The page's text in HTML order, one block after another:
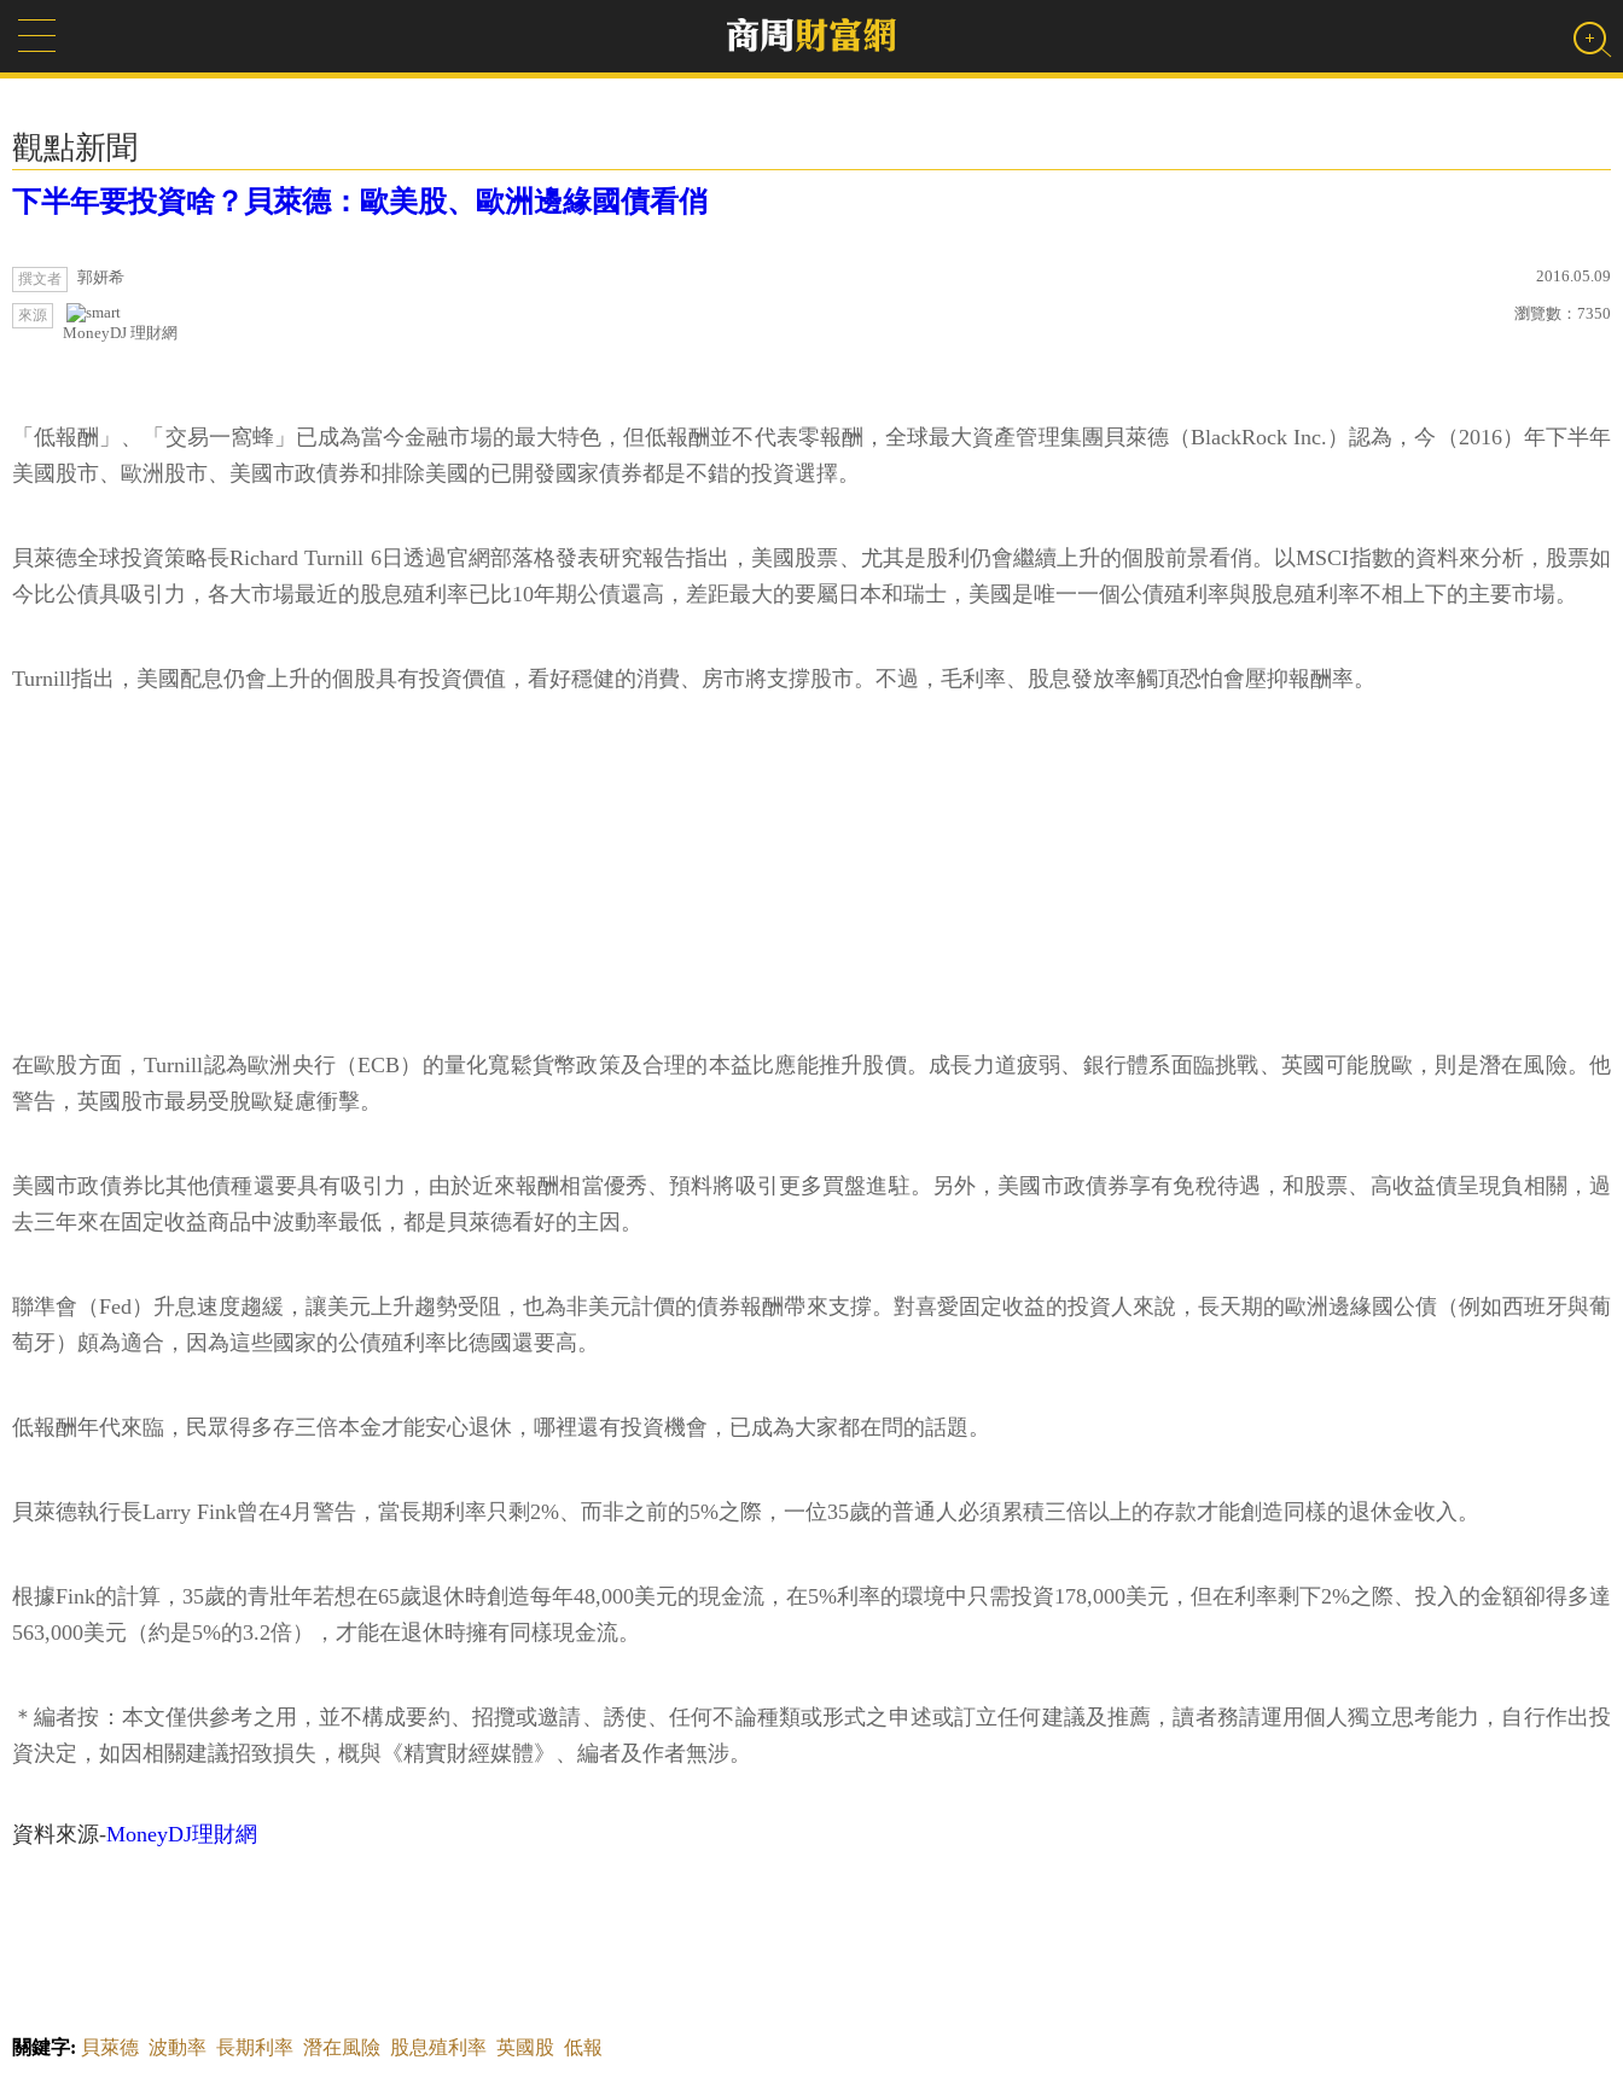
觀點新聞
下半年要投資啥？貝萊德：歐美股、歐洲邊緣國債看俏
撰文者 郭妍希 2016.05.09
來源
MoneyDJ 理財網
瀏覽數： 7350
「低報酬」、「交易一窩蜂」已成為當今金融市場的最大特色，但低報酬並不代表零報酬，全球最大資產管理集團貝萊德（BlackRock Inc.）認為，今（2016）年下半年
美國股市、歐洲股市、美國市政債券和排除美國的已開發國家債券都是不錯的投資選擇。
貝萊德全球投資策略長Richard Turnill 6日透過官網部落格發表研究報告指出，美國股票、尤其是股利仍會繼續上升的個股前景看俏。以MSCI指數的資料來分析，股票如
今比公債具吸引力，各大市場最近的股息殖利率已比10年期公債還高，差距最大的要屬日本和瑞士，美國是唯一一個公債殖利率與股息殖利率不相上下的主要市場。
Turnill指出，美國配息仍會上升的個股具有投資價值，看好穩健的消費、房市將支撐股市。不過，毛利率、股息發放率觸頂恐怕會壓抑報酬率。
在歐股方面，Turnill認為歐洲央行（ECB）的量化寬鬆貨幣政策及合理的本益比應能推升股價。成長力道疲弱、銀行體系面臨挑戰、英國可能脫歐，則是潛在風險。他
警告，英國股市最易受脫歐疑慮衝擊。
美國市政債券比其他債種還要具有吸引力，由於近來報酬相當優秀、預料將吸引更多買盤進駐。另外，美國市政債券享有免稅待遇，和股票、高收益債呈現負相關，過
去三年來在固定收益商品中波動率最低，都是貝萊德看好的主因。
聯準會（Fed）升息速度趨緩，讓美元上升趨勢受阻，也為非美元計價的債券報酬帶來支撐。對喜愛固定收益的投資人來說，長天期的歐洲邊緣國公債（例如西班牙與葡
萄牙）頗為適合，因為這些國家的公債殖利率比德國還要高。
低報酬年代來臨，民眾得多存三倍本金才能安心退休，哪裡還有投資機會，已成為大家都在問的話題。
貝萊德執行長Larry Fink曾在4月警告，當長期利率只剩2%、而非之前的5%之際，一位35歲的普通人必須累積三倍以上的存款才能創造同樣的退休金收入。
根據Fink的計算，35歲的青壯年若想在65歲退休時創造每年48,000美元的現金流，在5%利率的環境中只需投資178,000美元，但在利率剩下2%之際、投入的金額卻得多達
563,000美元（約是5%的3.2倍），才能在退休時擁有同樣現金流。
＊編者按：本文僅供參考之用，並不構成要約、招攬或邀請、誘使、任何不論種類或形式之申述或訂立任何建議及推薦，讀者務請運用個人獨立思考能力，自行作出投
資決定，如因相關建議招致損失，概與《精實財經媒體》、編者及作者無涉。
資料來源-MoneyDJ理財網
關鍵字: 貝萊德 波動率 長期利率 潛在風險 股息殖利率 英國股 低報